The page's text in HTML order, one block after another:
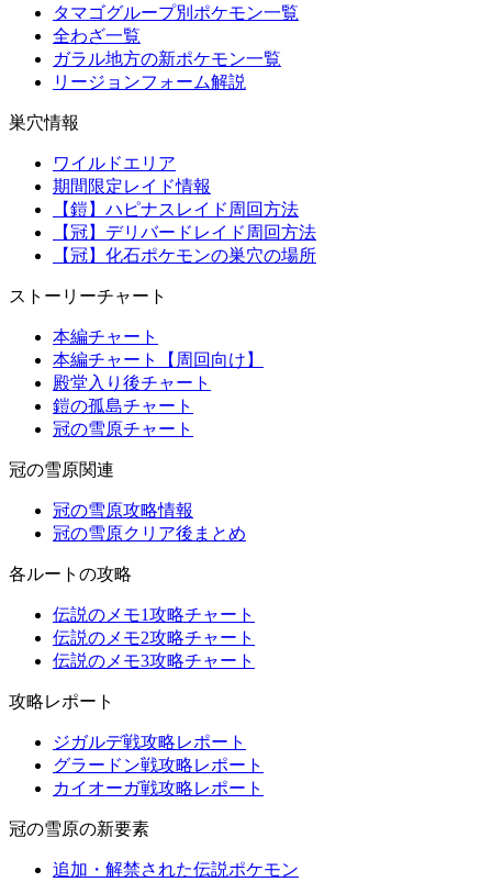
タマゴグループ別ポケモン一覧
全わざ一覧
ガラル地方の新ポケモン一覧
リージョンフォーム解説
巣穴情報
ワイルドエリア
期間限定レイド情報
【鎧】ハピナスレイド周回方法
【冠】デリバードレイド周回方法
【冠】化石ポケモンの巣穴の場所
ストーリーチャート
本編チャート
本編チャート【周回向け】
殿堂入り後チャート
鎧の孤島チャート
冠の雪原チャート
冠の雪原関連
冠の雪原攻略情報
冠の雪原クリア後まとめ
各ルートの攻略
伝説のメモ1攻略チャート
伝説のメモ2攻略チャート
伝説のメモ3攻略チャート
攻略レポート
ジガルデ戦攻略レポート
グラードン戦攻略レポート
カイオーガ戦攻略レポート
冠の雪原の新要素
追加・解禁された伝説ポケモン